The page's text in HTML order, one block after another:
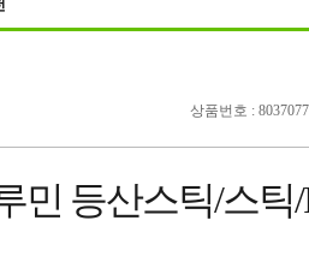
상품번호 : 8037077
민 등산스틱/스틱